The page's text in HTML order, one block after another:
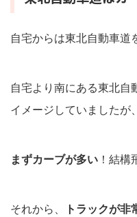
自宅からは東北自動車道
自宅より南にある東北自
イメージしていましたが
まずカーブが多い ！結構
それから、 トラックが非